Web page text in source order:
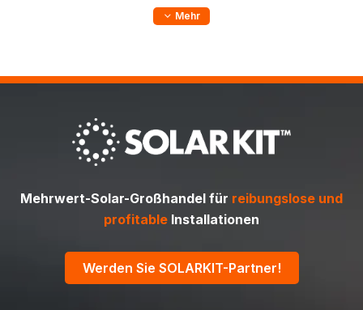
Mehr
Mehrwert-Solar-Großhandel für reibungslose und
profitable Installationen
Werden Sie SOLARKIT-Partner!